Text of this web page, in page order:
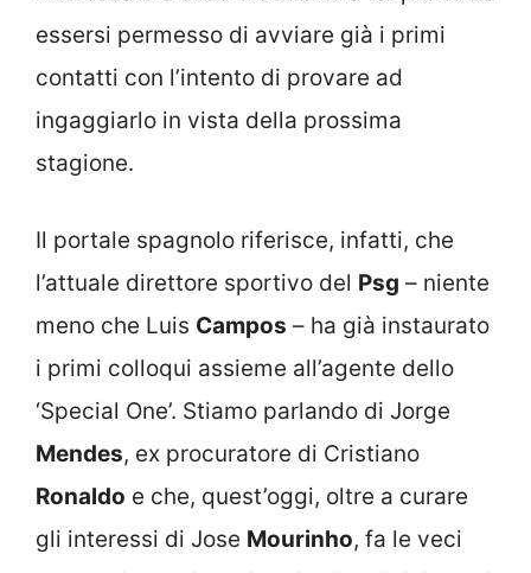
essersi permesso di avviare già i primi
contatti con l’intento di provare ad
ingaggiarlo in vista della prossima
stagione.
Il portale spagnolo riferisce, infatti, che
l’attuale direttore sportivo del Psg – niente
meno che Luis Campos – ha già instaurato
i primi colloqui assieme all’agente dello
‘Special One’. Stiamo parlando di Jorge
Mendes, ex procuratore di Cristiano
Ronaldo e che, quest’oggi, oltre a curare
gli interessi di Jose Mourinho, fa le veci